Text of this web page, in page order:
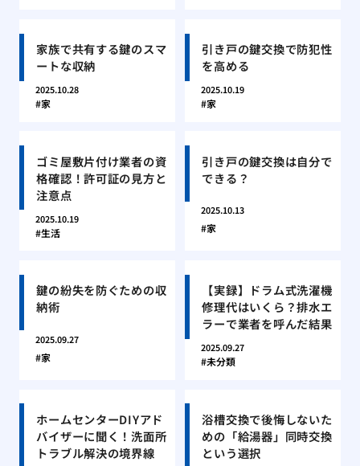
家族で共有する鍵のスマ
ートな収納
2025.10.28
家
引き戸の鍵交換で防犯性
を高める
2025.10.19
家
ゴミ屋敷片付け業者の資
格確認！許可証の見方と
注意点
2025.10.19
生活
引き戸の鍵交換は自分で
できる？
2025.10.13
家
鍵の紛失を防ぐための収
納術
2025.09.27
家
【実録】ドラム式洗濯機
修理代はいくら？排水エ
ラーで業者を呼んだ結果
2025.09.27
未分類
ホームセンターDIYアド
バイザーに聞く！洗面所
トラブル解決の境界線
浴槽交換で後悔しないた
めの「給湯器」同時交換
という選択